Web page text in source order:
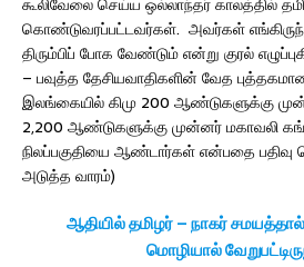
கொண்டுவரப்பட்டவர்கள். அவர்கள்
திரும்பிப் போக வேண்டும் என்று குரல்
– பவுத்த தேசியவாதிகளின் வேத
இலங்கையில் கிமு 200 ஆண்டுகளுக்கு
2,200 ஆண்டுகளுக்கு முன்னர் மகாவலி
நிலப்பகுதியை ஆண்டார்கள் என்பதை பதிவு
அடுத்த வாரம்)
ஆதியில் தமிழர் – நாகர்
மொழியால்